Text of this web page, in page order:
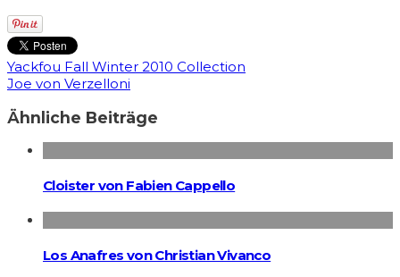
Yackfou Fall Winter 2010 Collection
Joe von Verzelloni
Ähnliche Beiträge
Cloister von Fabien Cappello
Los Anafres von Christian Vivanco